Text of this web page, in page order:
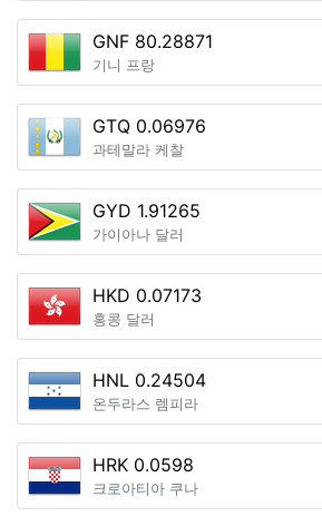
GNF 80.28871
기니 프랑
GTQ 0.06976
과테말라 케찰
GYD 1.91265
가이아나 달러
HKD 0.07173
홍콩 달러
HNL 0.24504
온두라스 렘피라
HRK 0.0598
크로아티아 쿠나